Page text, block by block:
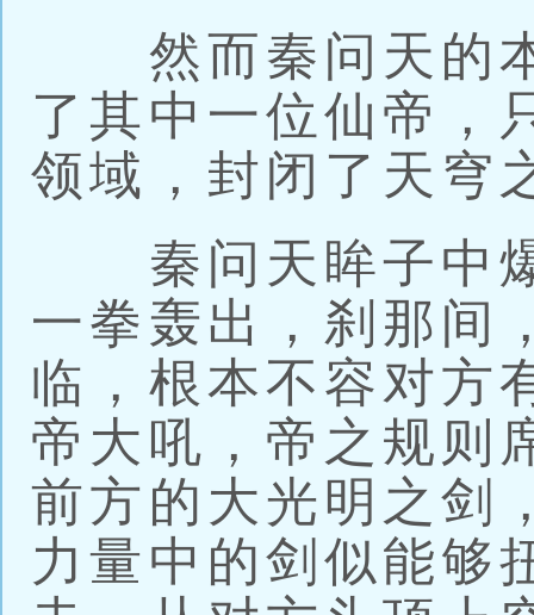
然而秦问天的本
了其中一位仙帝，
领域，封闭了天穹
秦问天眸子中爆
一拳轰出，刹那间
临，根本不容对方
帝大吼，帝之规则
前方的大光明之剑
力量中的剑似能够